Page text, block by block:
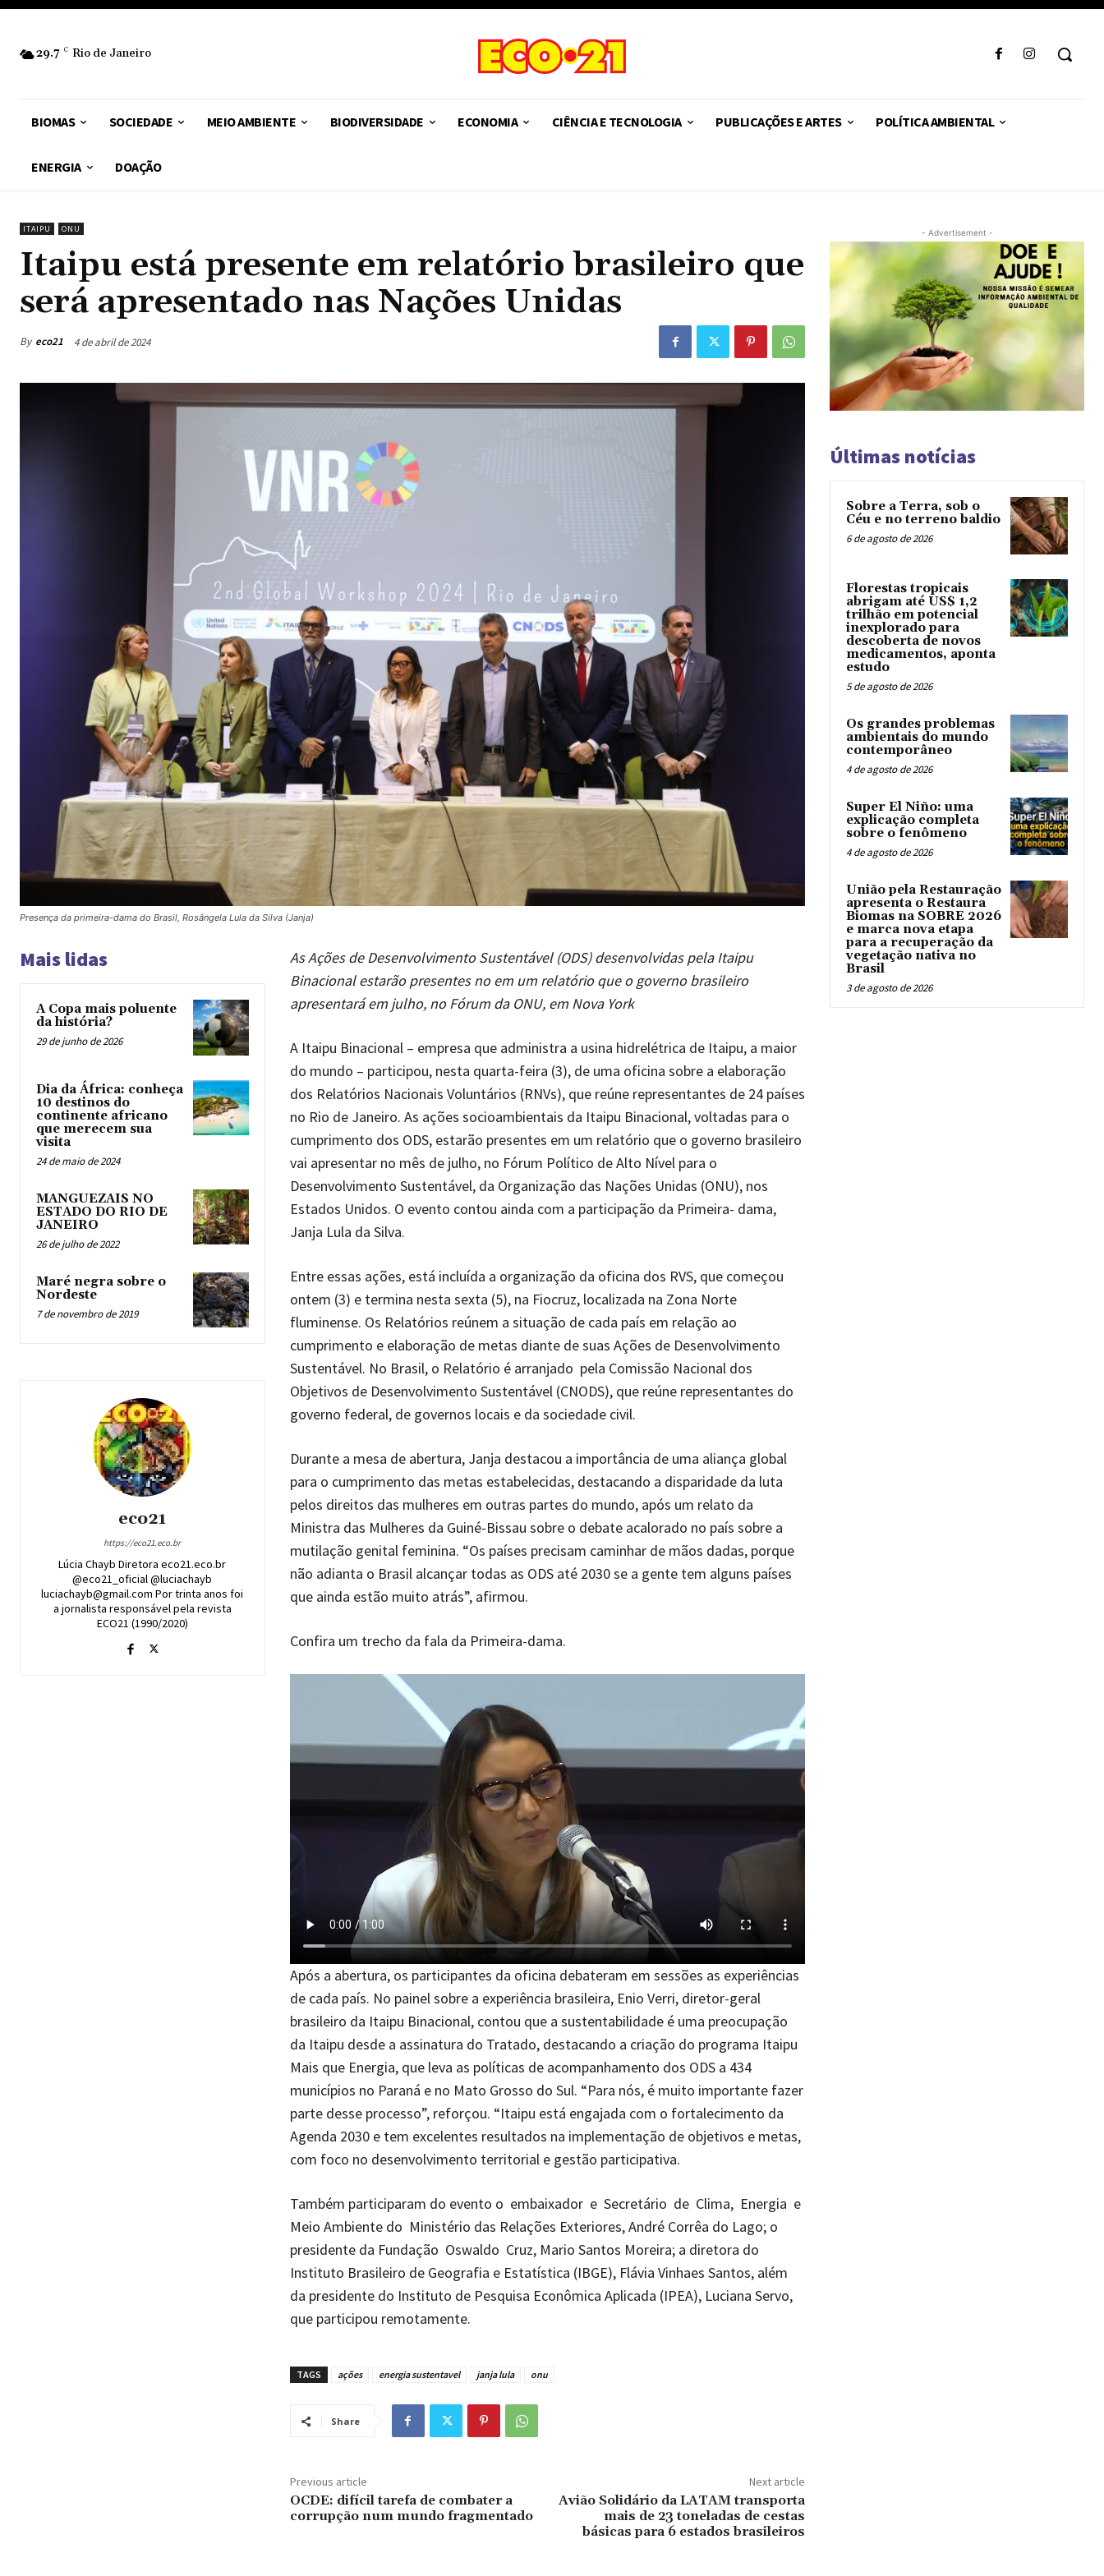
29.7 C Rio de Janeiro
BIOMAS SOCIEDADE MEIO AMBIENTE BIODIVERSIDADE ECONOMIA CIÊNCIA E TECNOLOGIA PUBLICAÇÕES E ARTES POLÍTICA AMBIENTAL
ENERGIA DOAÇÃO
ITAIPU ONU
Itaipu está presente em relatório brasileiro que
será apresentado nas Nações Unidas
By eco21 4 de abril de 2024
Presença da primeira-dama do Brasil, Rosângela Lula da Silva (Janja)
Mais lidas
A Copa mais poluente
da história?
29 de junho de 2026
Dia da África: conheça
10 destinos do
continente africano
que merecem sua
visita
24 de maio de 2024
MANGUEZAIS NO
ESTADO DO RIO DE
JANEIRO
26 de julho de 2022
Maré negra sobre o
Nordeste
7 de novembro de 2019
eco21
https://eco21.eco.br
Lúcia Chayb Diretora eco21.eco.br
@eco21_oficial @luciachayb
luciachayb@gmail.com Por trinta anos foi
a jornalista responsável pela revista
ECO21 (1990/2020)
As Ações de Desenvolvimento Sustentável (ODS) desenvolvidas pela Itaipu
Binacional estarão presentes no em um relatório que o governo brasileiro
apresentará em julho, noFórum da ONU, em Nova York
A Itaipu Binacional – empresa que administra a usina hidrelétrica de Itaipu, a maior
do mundo – participou, nesta quarta-feira (3), de uma oficina sobre a elaboração
dos Relatórios Nacionais Voluntários (RNVs), que reúne representantes de 24 países
no Rio de Janeiro. As ações socioambientais da Itaipu Binacional, voltadas para o
cumprimento dos ODS, estarão presentes em um relatório que o governo brasileiro
vai apresentar no mês de julho, no Fórum Político de Alto Nível para o
Desenvolvimento Sustentável, da Organização das Nações Unidas (ONU), nos
Estados Unidos. O evento contou ainda com a participação da Primeira- dama,
Janja Lula da Silva.
Entre essas ações, está incluída a organização da oficina dos RVS, que começou
ontem (3) e termina nesta sexta (5), na Fiocruz, localizada na Zona Norte
fluminense. Os Relatórios reúnem a situação de cada país em relação ao
cumprimento e elaboração de metas diante de suas Ações de Desenvolvimento
Sustentável. No Brasil, o Relatório é arranjado pela Comissão Nacional dos
Objetivos de Desenvolvimento Sustentável (CNODS), que reúne representantes do
governo federal, de governos locais e da sociedade civil.
Durante a mesa de abertura, Janja destacou a importância de uma aliança global
para o cumprimento das metas estabelecidas, destacando a disparidade da luta
pelos direitos das mulheres em outras partes do mundo, após um relato da
Ministra das Mulheres da Guiné-Bissau sobre o debate acalorado no país sobre a
mutilação genital feminina. “Os países precisam caminhar de mãos dadas, porque
não adianta o Brasil alcançar todas as ODS até 2030 se a gente tem alguns países
que ainda estão muito atrás”, afirmou.
Confira um trecho da fala da Primeira-dama.
Após a abertura, os participantes da oficina debateram em sessões as experiências
de cada país. No painel sobre a experiência brasileira, Enio Verri, diretor-geral
brasileiro da Itaipu Binacional, contou que a sustentabilidade é uma preocupação
da Itaipu desde a assinatura do Tratado, destacando a criação do programa Itaipu
Mais que Energia, que leva as políticas de acompanhamento dos ODS a 434
municípios no Paraná e no Mato Grosso do Sul. “Para nós, é muito importante fazer
parte desse processo”, reforçou. “Itaipu está engajada com o fortalecimento da
Agenda 2030 e tem excelentes resultados na implementação de objetivos e metas,
com foco no desenvolvimento territorial e gestão participativa.
Também participaram do evento o embaixador e Secretário de Clima, Energia e
Meio Ambiente do Ministério das Relações Exteriores, André Corrêa do Lago; o
presidente da Fundação Oswaldo Cruz, Mario Santos Moreira; a diretora do
Instituto Brasileiro de Geografia e Estatística (IBGE), Flávia Vinhaes Santos, além
da presidente do Instituto de Pesquisa Econômica Aplicada (IPEA), Luciana Servo,
que participou remotamente.
TAGS ações energia sustentavel janja lula onu
Share
Previous article
OCDE: difícil tarefa de combater a
corrupção num mundo fragmentado
Next article
Avião Solidário da LATAM transporta
mais de 23 toneladas de cestas
básicas para 6 estados brasileiros
- Advertisement -
Últimas notícias
Sobre a Terra, sob o
Céu e no terreno baldio
6 de agosto de 2026
Florestas tropicais
abrigam até US$ 1,2
trilhão em potencial
inexplorado para
descoberta de novos
medicamentos, aponta
estudo
5 de agosto de 2026
Os grandes problemas
ambientais do mundo
contemporâneo
4 de agosto de 2026
Super El Niño: uma
explicação completa
sobre o fenômeno
4 de agosto de 2026
União pela Restauração
apresenta o Restaura
Biomas na SOBRE 2026
e marca nova etapa
para a recuperação da
vegetação nativa no
Brasil
3 de agosto de 2026